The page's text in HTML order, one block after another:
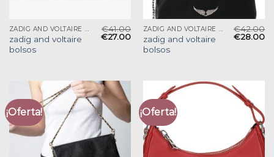
ZADIG AND VOLTAIRE BOLSOS
zadig and voltaire
bolsos
€41.00
€27.00
ZADIG AND VOLTAIRE BOLSOS
zadig and voltaire
bolsos
€42.00
€28.00
¡Oferta! ¡Oferta!